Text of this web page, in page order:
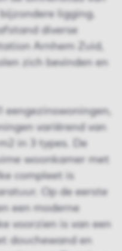
ligging.
diverse
Arnhem Zuid,
zich bevinden en
eengezinswoningen,
variërend van
in 3 types. De
woonkamer met
compleet is
Op de eerste
een moderne
voorzien is van een
douchewand en